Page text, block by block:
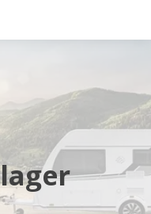
Husbilar
Butik